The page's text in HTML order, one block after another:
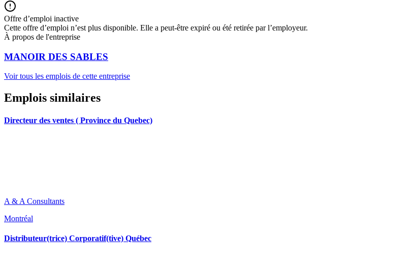
Offre d’emploi inactive
Cette offre d’emploi n’est plus disponible. Elle a peut-être expiré ou été retirée par l’employeur.
À propos de l'entreprise
MANOIR DES SABLES
Voir tous les emplois de cette entreprise
Emplois similaires
Directeur des ventes ( Province du Quebec)
A & A Consultants
Montréal
Distributeur(trice) Corporatif(tive) Québec